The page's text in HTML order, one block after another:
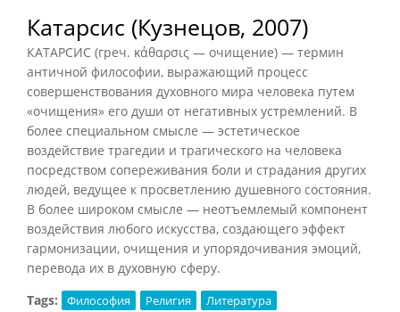
Катарсис (Кузнецов, 2007)
КАТАРСИС (греч. κάθαρσις — очищение) — термин
античной философии, выражающий процесс
совершенствования духовного мира человека путем
«очищения» его души от негативных устремлений. В
более специальном смысле — эстетическое
воздействие трагедии и трагического на человека
посредством сопереживания боли и страдания других
людей, ведущее к просветлению душевного состояния.
В более широком смысле — неотъемлемый компонент
воздействия любого искусства, создающего эффект
гармонизации, очищения и упорядочивания эмоций,
перевода их в духовную сферу.
Tags:
Философия Религия Литература